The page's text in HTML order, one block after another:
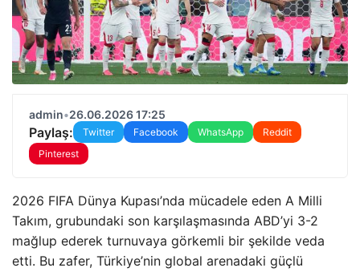
admin•26.06.2026 17:25
Paylaş: Twitter Facebook WhatsApp
Reddit
Pinterest
2026 FIFA Dünya Kupası’nda mücadele eden A Milli
Takım, grubundaki son karşılaşmasında ABD’yi 3-2
mağlup ederek turnuvaya görkemli bir şekilde veda
etti. Bu zafer, Türkiye’nin global arenadaki güçlü